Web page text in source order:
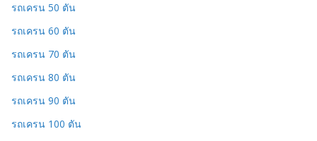
รถเครน 50 ตัน
รถเครน 60 ตัน
รถเครน 70 ตัน
รถเครน 80 ตัน
รถเครน 90 ตัน
รถเครน 100 ตัน